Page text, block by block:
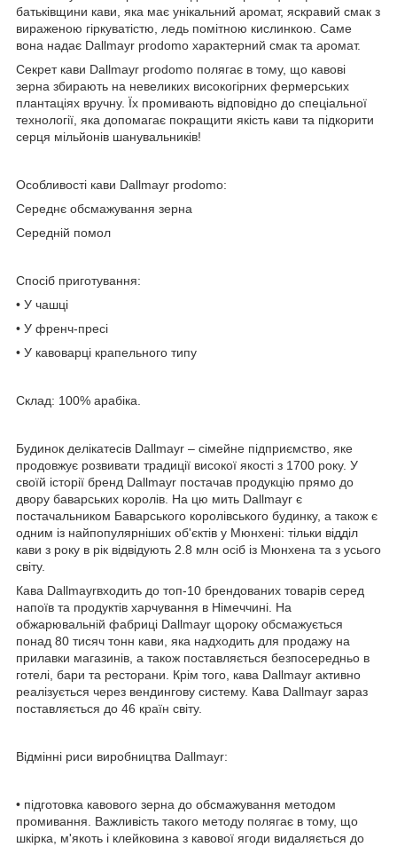
батьківщини кави, яка має унікальний аромат, яскравий смак з
вираженою гіркуватістю, ледь помітною кислинкою. Саме
вона надає Dallmayr prodomo характерний смак та аромат.
Секрет кави Dallmayr prodomo полягає в тому, що кавові
зерна збирають на невеликих високогірних фермерських
плантаціях вручну. Їх промивають відповідно до спеціальної
технології, яка допомагає покращити якість кави та підкорити
серця мільйонів шанувальників!
Особливості кави Dallmayr prodomo:
Середнє обсмажування зерна
Середній помол
Спосіб приготування:
• У чашці
• У френч-пресі
• У кавоварці крапельного типу
Склад: 100% арабіка.
Будинок делікатесів Dallmayr – сімейне підприємство, яке
продовжує розвивати традиції високої якості з 1700 року. У
своїй історії бренд Dallmayr постачав продукцію прямо до
двору баварських королів. На цю мить Dallmayr є
постачальником Баварського королівського будинку, а також є
одним із найпопулярніших об'єктів у Мюнхені: тільки відділ
кави з року в рік відвідують 2.8 млн осіб із Мюнхена та з усього
світу.
Кава Dallmayrвходить до топ-10 брендованих товарів серед
напоїв та продуктів харчування в Німеччині. На
обжарювальній фабриці Dallmayr щороку обсмажується
понад 80 тисяч тонн кави, яка надходить для продажу на
прилавки магазинів, а також поставляється безпосередньо в
готелі, бари та ресторани. Крім того, кава Dallmayr активно
реалізується через вендингову систему. Кава Dallmayr зараз
поставляється до 46 країн світу.
Відмінні риси виробництва Dallmayr:
• підготовка кавового зерна до обсмажування методом
промивання. Важливість такого методу полягає в тому, що
шкірка, м'якоть і клейковина з кавової ягоди видаляється до